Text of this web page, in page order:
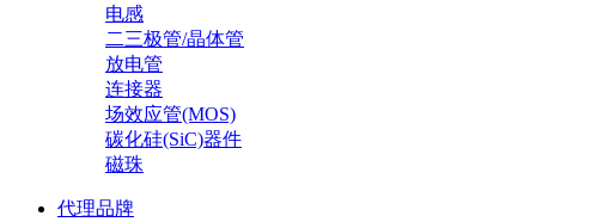
电感
二三极管/晶体管
放电管
连接器
场效应管(MOS)
碳化硅(SiC)器件
磁珠
代理品牌